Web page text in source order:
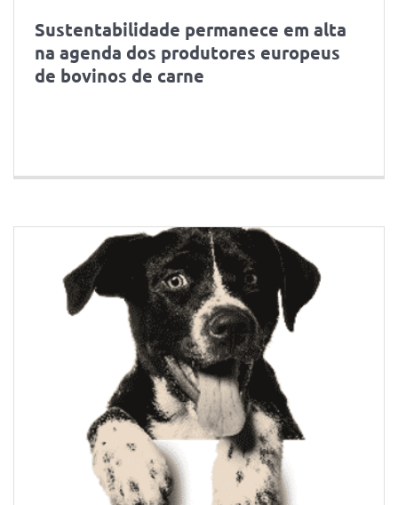
Sustentabilidade permanece em alta
na agenda dos produtores europeus
de bovinos de carne